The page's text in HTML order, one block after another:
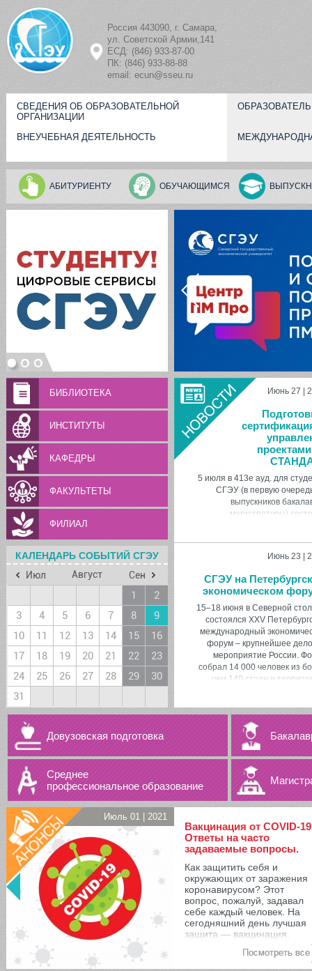
Перейти к основному содержанию
Россия 443090, г. Самара,
ул. Советской Армии,141
ЕСД: (846) 933-87-00
ПК: (846) 933-88-88
email: ecun@sseu.ru
СВЕДЕНИЯ ОБ ОБРАЗОВАТЕЛЬНОЙ
ОРГАНИЗАЦИИ
ВНЕУЧЕБНАЯ ДЕЯТЕЛЬНОСТЬ
ОБУЧАЮЩИМСЯ
АБИТУРИЕНТУ
БИБЛИОТЕКА
ИНСТИТУТЫ
КАФЕДРЫ
ФАКУЛЬТЕТЫ
ФИЛИАЛ
Июнь 27 |
5 июля в 413е ауд. для
СГЭУ (в первую
выпускников
магистратуры)
специалист по
КАЛЕНДАРЬ СОБЫТИЙ СГЭУ
Июл
Август Сен
1
2
3
4 5 6 7 8
9
10
11 12 13 14 15
16
17
18 19 20 21 22
23
24
25 26 27 28 29
30
31
Июнь 23 |
СГЭУ на
экономическом
15–18 июня в Северной
состоялся XXV
международный
форум – крупнейшее
мероприятие России.
собрал 14 000 человек из
чем 140 стран и
Довузовская подготовка
Среднее
профессиональное образование
Вакцинация от COVID-
Ответы на часто
задаваемые вопросы.
Как защитить себя и
окружающих от заражения
коронавирусом? Этот
вопрос, пожалуй, задавал
себе каждый человек. На
сегодняшний день лучшая
защита — вакцинация.
Июль 01 | 2021